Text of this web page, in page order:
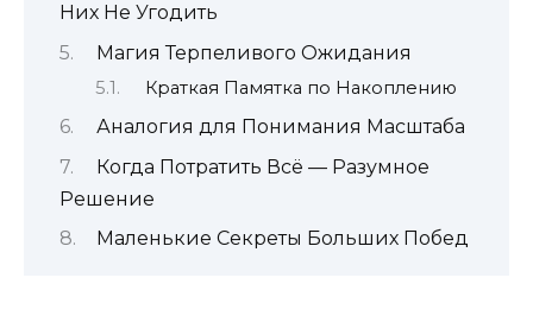
Них Не Угодить
Магия Терпеливого Ожидания
Краткая Памятка по Накоплению
Аналогия для Понимания Масштаба
Когда Потратить Всё — Разумное
Решение
Маленькие Секреты Больших Побед